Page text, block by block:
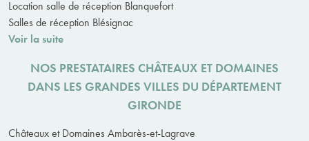
Location salle de réception Blanquefort
Salles de réception Blésignac
Voir la suite
NOS PRESTATAIRES CHÂTEAUX ET DOMAINES
DANS LES GRANDES VILLES DU DÉPARTEMENT
GIRONDE
Châteaux et Domaines Ambarès-et-Lagrave